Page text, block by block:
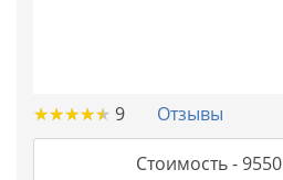
★★★★★
★★★★★ 9 Отзывы
Стоимость -9550